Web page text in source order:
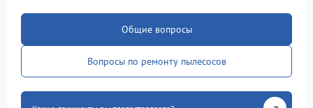
Общие вопросы
Вопросы по ремонту пылесосов